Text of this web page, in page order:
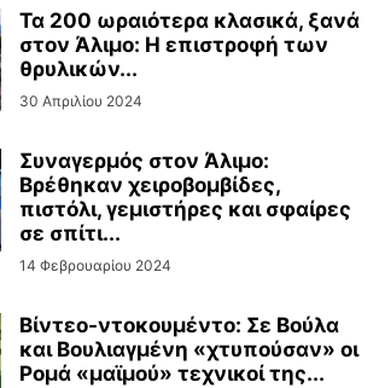
Τα 200 ωραιότερα κλασικά, ξανά
στον Άλιμο: Η επιστροφή των
θρυλικών...
30 Απριλίου 2024
Συναγερμός στον Άλιμο:
Βρέθηκαν χειροβομβίδες,
πιστόλι, γεμιστήρες και σφαίρες
σε σπίτι...
14 Φεβρουαρίου 2024
Βίντεo-ντοκουμέντο: Σε Βούλα
και Βουλιαγμένη «χτυπούσαν» οι
Ρομά «μαϊμού» τεχνικοί της...